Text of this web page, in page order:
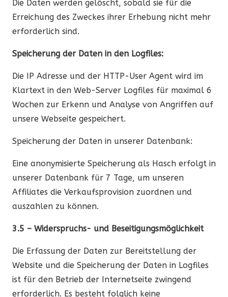
Die Daten werden gelöscht, sobald sie für die
Erreichung des Zweckes ihrer Erhebung nicht mehr
erforderlich sind.
Speicherung der Daten in den Logfiles:
Die IP Adresse und der HTTP-User Agent wird im
Klartext in den Web-Server Logfiles für maximal 6
Wochen zur Erkenn und Analyse von Angriffen auf
unsere Webseite gespeichert.
Speicherung der Daten in unserer Datenbank:
Eine anonymisierte Speicherung als Hasch erfolgt in
unserer Datenbank für 7 Tage, um unseren
Affiliates die Verkaufsprovision zuordnen und
auszahlen zu können.
3.5 – Widerspruchs- und Beseitigungsmöglichkeit
Die Erfassung der Daten zur Bereitstellung der
Website und die Speicherung der Daten in Logfiles
ist für den Betrieb der Internetseite zwingend
erforderlich. Es besteht folglich keine